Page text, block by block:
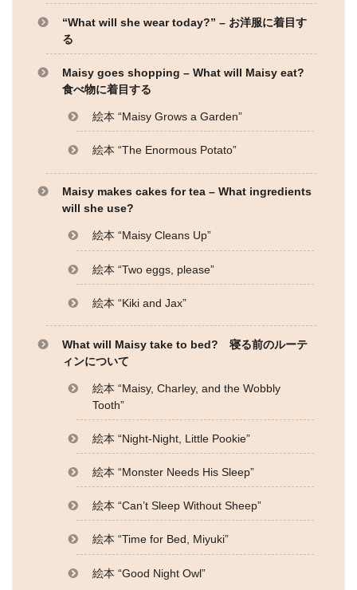
“What will she wear today?” – お洋服に着目す
る
Maisy goes shopping – What will Maisy eat?
食べ物に着目する
絵本 “Maisy Grows a Garden”
絵本 “The Enormous Potato”
Maisy makes cakes for tea – What ingredients
will she use?
絵本 “Maisy Cleans Up”
絵本 “Two eggs, please”
絵本 “Kiki and Jax”
What will Maisy take to bed? 寝る前のルーテ
ィンについて
絵本 “Maisy, Charley, and the Wobbly
Tooth”
絵本 “Night-Night, Little Pookie”
絵本 “Monster Needs His Sleep”
絵本 “Can’t Sleep Without Sheep”
絵本 “Time for Bed, Miyuki”
絵本 “Good Night Owl”